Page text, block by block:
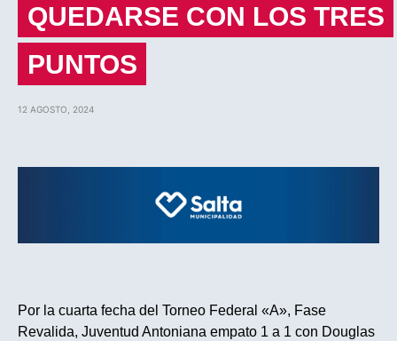
QUEDARSE CON LOS TRES
PUNTOS
12 AGOSTO, 2024
Por la cuarta fecha del Torneo Federal «A», Fase
Revalida, Juventud Antoniana empato 1 a 1 con Douglas